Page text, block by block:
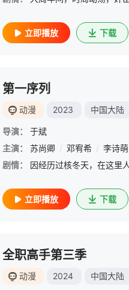
立即播放 下载
路熙然 / 苗壮 阎萌萌 赵铭洲
第一序列
动漫 2023 中国大陆
导演：
于斌
主演：
苏尚卿 / 邓宥希 / 李诗萌
剧情：
立即播放 下载
全职高手第三季
动漫 2024 中国大陆